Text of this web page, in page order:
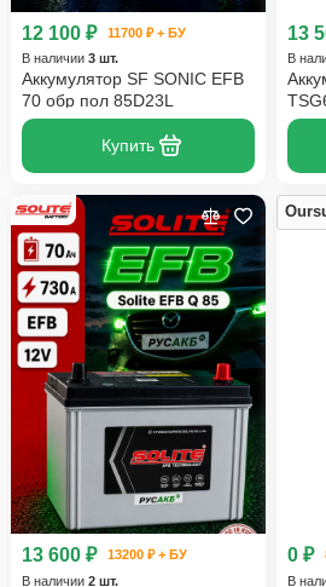
12 100 ₽
11700 ₽ + БУ
В наличии 3 шт.
Аккумулятор SF SONIC EFB
70 обр пол 85D23L
Купить
13
В
13 600 ₽
13200 ₽ + БУ
В наличии 2 шт.
0 ₽
В